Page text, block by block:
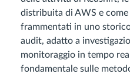
distribuita di AWS e
frammentati in uno
audit, adatto a
monitoraggio in tempo
fondamentale sulle